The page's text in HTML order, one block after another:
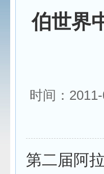
伯世界
时间：
第二届阿